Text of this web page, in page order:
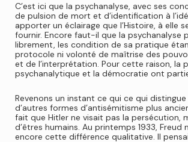
C’est ici que la psychanalyse, avec ses
de pulsion de mort et d’identification à
apporter un éclairage que l’Histoire, à elle
fournir. Encore faut-il que la psychanalyse
librement, les condition de sa pratique
protocole ni volonté de maîtrise des
et de l’interprétation. Pour cette raison, la
psychanalytique et la démocratie ont
Revenons un instant ce qui ce qui distingue
d’autres formes d’antisémitisme plus
fait que Hitler ne visait pas la persécution,
d’êtres humains. Au printemps 1933, Freud
encore cette différence qualitative. Il